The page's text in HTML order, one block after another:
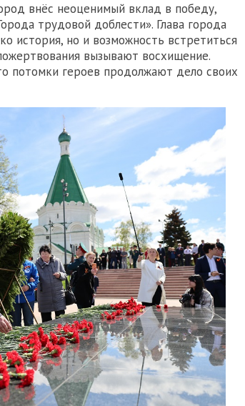
внёс неоценимый вклад в победу,
трудовой доблести». Глава города
история, но и возможность встретиться
вызывают восхищение.
потомки героев продолжают дело своих